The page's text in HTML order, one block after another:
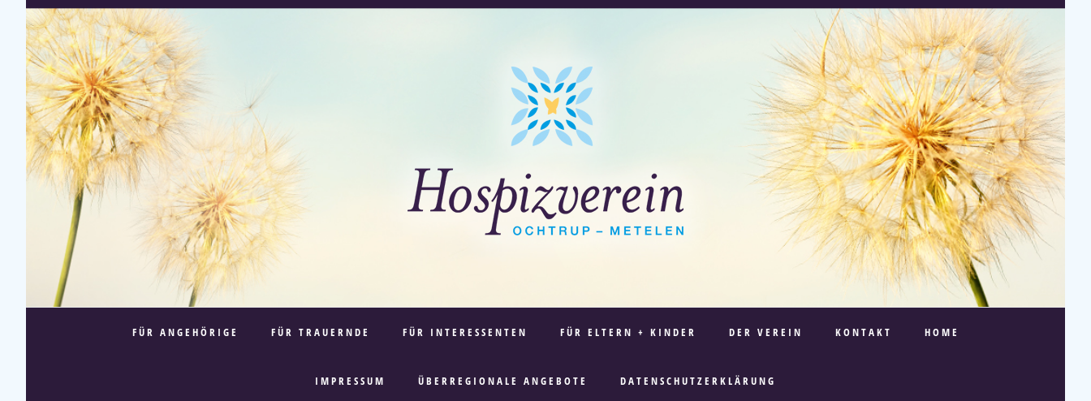
FÜR ANGEHÖRIGE FÜR TRAUERNDE FÜR INTERESSENTEN FÜR ELTERN + KINDER DER VEREIN KONTAKT HOME
IMPRESSUM ÜBERREGIONALE ANGEBOTE DATENSCHUTZERKLÄRUNG